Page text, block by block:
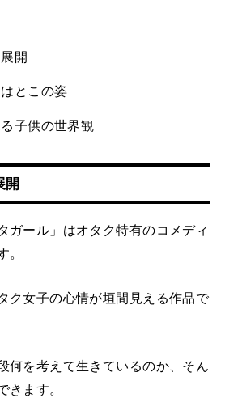
開
とこの姿
子供の世界観
開
ガール」はオタク特有のコメディ
。
ク女子の心情が垣間見える作品で
何を考えて生きているのか、そん
きます。